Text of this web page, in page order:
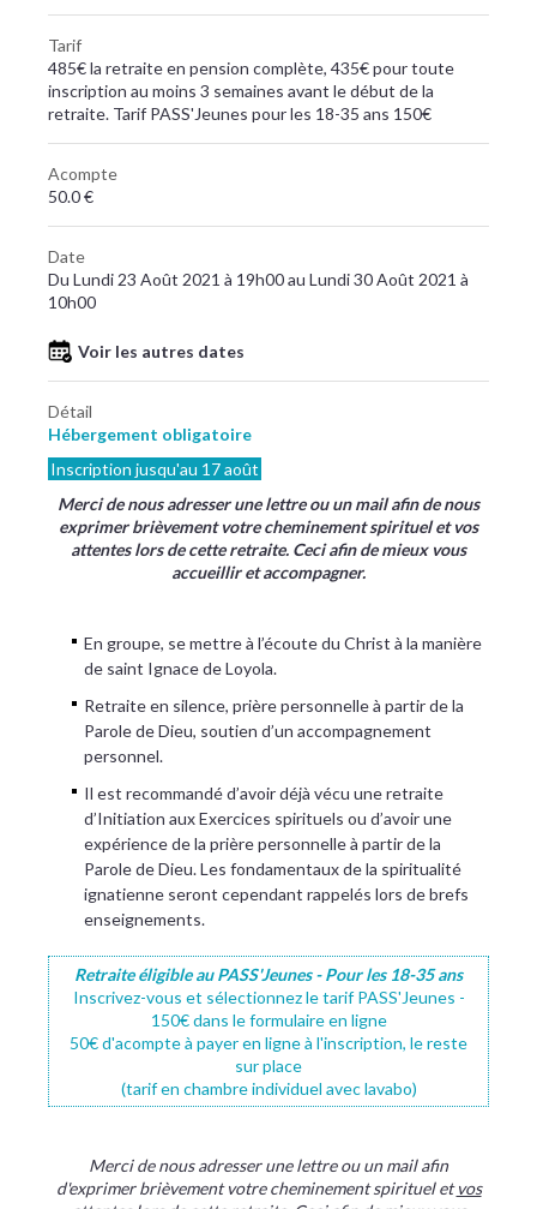
Tarif
485€ la retraite en pension complète, 435€ pour toute
inscription au moins 3 semaines avant le début de la
retraite. Tarif PASS'Jeunes pour les 18-35 ans 150€
Acompte
50.0 €
Date
Du Lundi 23 Août 2021 à 19h00 au Lundi 30 Août 2021 à
10h00
Voir les autres dates
Détail
Hébergement obligatoire
Inscription jusqu'au 17 août
Merci de nous adresser une lettre ou un mail afin de nous
exprimer brièvement votre cheminement spirituel et vos
attentes lors de cette retraite. Ceci afin de mieux vous
accueillir et accompagner.
En groupe, se mettre à l’écoute du Christ à la manière
de saint Ignace de Loyola.
Retraite en silence, prière personnelle à partir de la
Parole de Dieu, soutien d’un accompagnement
personnel.
Il est recommandé d’avoir déjà vécu une retraite
d’Initiation aux Exercices spirituels ou d’avoir une
expérience de la prière personnelle à partir de la
Parole de Dieu. Les fondamentaux de la spiritualité
ignatienne seront cependant rappelés lors de brefs
enseignements.
Retraite éligible au PASS'Jeunes - Pour les 18-35 ans
Inscrivez-vous et sélectionnez le tarif PASS'Jeunes -
150€ dans le formulaire en ligne
50€ d'acompte à payer en ligne à l'inscription, le reste
sur place
(tarif en chambre individuel avec lavabo)
Merci de nous adresser une lettre ou un mail afin
d'exprimer brièvement votre cheminement spirituel etvos